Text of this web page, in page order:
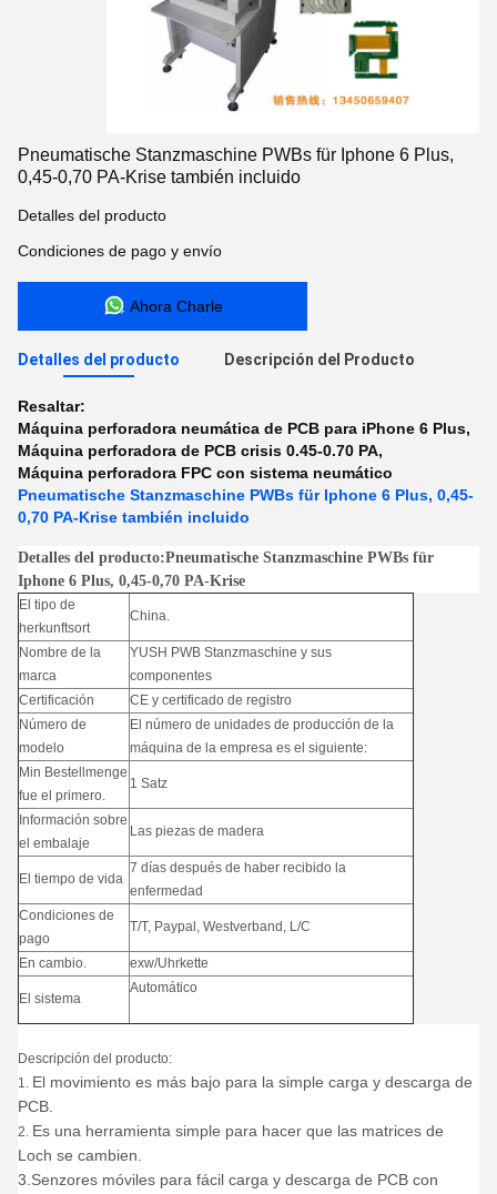
Pneumatische Stanzmaschine PWBs für Iphone 6 Plus,
0,45-0,70 PA-Krise también incluido
Detalles del producto
Condiciones de pago y envío
Ahora Charle
Detalles del producto Descripción del Producto
Resaltar:
Máquina perforadora neumática de PCB para iPhone 6 Plus,
Máquina perforadora de PCB crisis 0.45-0.70 PA,
Máquina perforadora FPC con sistema neumático
Pneumatische Stanzmaschine PWBs für Iphone 6 Plus, 0,45-
0,70 PA-Krise también incluido
Detalles del producto:Pneumatische Stanzmaschine PWBs für
Iphone 6 Plus, 0,45-0,70 PA-Krise
El tipo de
herkunftsort
China.
Nombre de la
marca
YUSH PWB Stanzmaschine y sus
componentes
Certificación
CE y certificado de registro
Número de
modelo
El número de unidades de producción de la
máquina de la empresa es el siguiente:
Min Bestellmenge
fue el primero.
1 Satz
Información sobre
el embalaje
Las piezas de madera
El tiempo de vida
7 días después de haber recibido la
enfermedad
Condiciones de
pago
T/T, Paypal, Westverband, L/C
En cambio. exw/Uhrkette
El sistema
Automático
Descripción del producto:
1. El movimiento es más bajo para la simple carga y descarga de
PCB.
2. Es una herramienta simple para hacer que las matrices de
Loch se cambien.
3.Senzores móviles para fácil carga y descarga de PCB con